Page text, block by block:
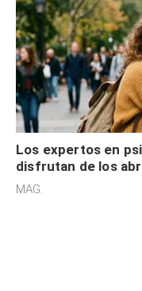
Los expertos en
disfrutan de los
sensibilidad a los
MAG.